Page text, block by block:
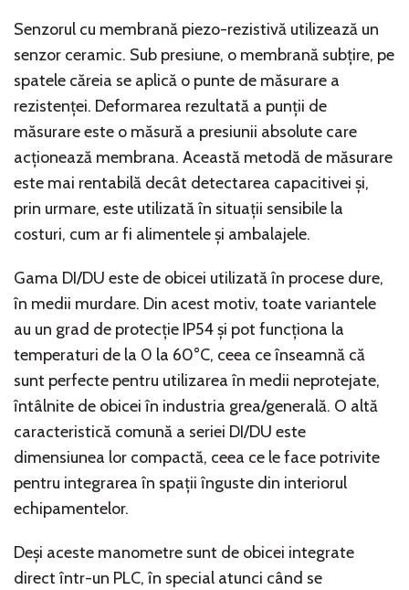
Senzorul cu membrană piezo-rezistivă utilizează un
senzor ceramic. Sub presiune, o membrană subțire, pe
spatele căreia se aplică o punte de măsurare a
rezistenței. Deformarea rezultată a punții de
măsurare este o măsură a presiunii absolute care
acționează membrana. Această metodă de măsurare
este mai rentabilă decât detectarea capacitivei și,
prin urmare, este utilizată în situații sensibile la
costuri, cum ar fi alimentele și ambalajele.
Gama DI/DU este de obicei utilizată în procese dure,
în medii murdare. Din acest motiv, toate variantele
au un grad de protecție IP54 și pot funcționa la
temperaturi de la 0 la 60°C, ceea ce înseamnă că
sunt perfecte pentru utilizarea în medii neprotejate,
întâlnite de obicei în industria grea/generală. O altă
caracteristică comună a seriei DI/DU este
dimensiunea lor compactă, ceea ce le face potrivite
pentru integrarea în spații înguste din interiorul
echipamentelor.
Deși aceste manometre sunt de obicei integrate
direct într-un PLC, în special atunci când se